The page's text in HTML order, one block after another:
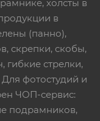
холсты в
в
(панно),
скрепки, скобы,
гибкие стрелки,
фотостудий и
ЧОП-сервис:
подрамников,